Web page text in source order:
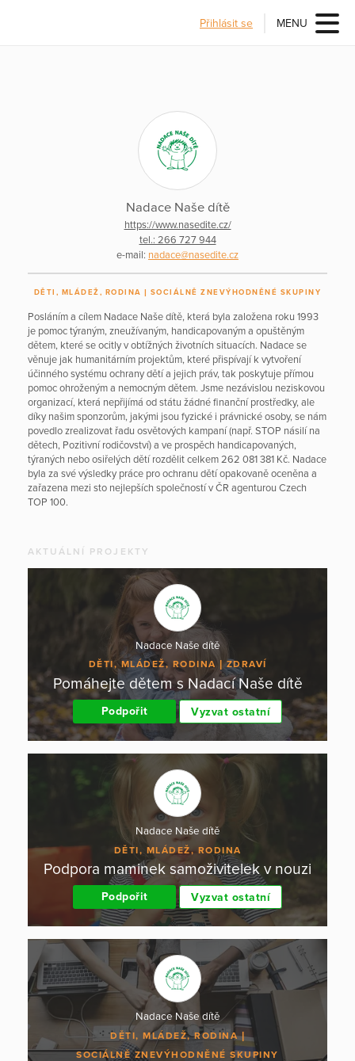
Přihlásit se MENU
Nadace Naše dítě
https://www.nasedite.cz/
tel.: 266 727 944
e-mail: nadace@nasedite.cz
DĚTI, MLÁDEŽ, RODINA SOCIÁLNĚ ZNEVÝHODNĚNÉ SKUPINY
Posláním a cílem Nadace Naše dítě, která byla založena roku 1993
je pomoc týraným, zneužívaným, handicapovaným a opuštěným
dětem, které se ocitly v obtížných životních situacích. Nadace se
věnuje jak humanitárním projektům, které přispívají k vytvoření
účinného systému ochrany dětí a jejich práv, tak poskytuje přímou
pomoc ohroženým a nemocným dětem. Jsme nezávislou neziskovou
organizací, která nepřijímá od státu žádné finanční prostředky, ale
díky našim sponzorům, jakými jsou fyzické i právnické osoby, se nám
povedlo zrealizovat řadu osvětových kampaní (např. STOP násilí na
dětech, Pozitivní rodičovství) a ve prospěch handicapovaných,
týraných nebo osiřelých dětí rozdělit celkem 262 081 381 Kč. Nadace
byla za své výsledky práce pro ochranu dětí opakovaně oceněna a
zařazena mezi sto nejlepších společností v ČR agenturou Czech
TOP 100.
AKTUÁLNÍ PROJEKTY
Nadace Naše dítě
DĚTI, MLÁDEŽ, RODINA ZDRAVÍ
Pomáhejte dětem s Nadací Naše dítě
Podpořit Vyzvat ostatní
Nadace Naše dítě
DĚTI, MLÁDEŽ, RODINA
Podpora maminek samoživitelek v nouzi
Podpořit Vyzvat ostatní
Nadace Naše dítě
DĚTI, MLÁDEŽ, RODINA
SOCIÁLNĚ ZNEVÝHODNĚNÉ SKUPINY